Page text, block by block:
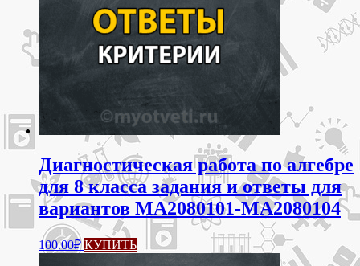
Диагностическая работа по алгебре
для 8 класса задания и ответы для
вариантов МА2080101-МА2080104
100.00₽ КУПИТЬ